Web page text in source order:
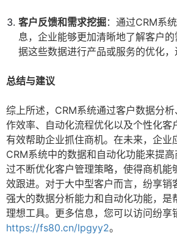
客户反馈和需求挖掘：通过CRM系
息，企业能够更加清晰地了解客户
据这些数据进行产品或服务的优化，
总结与建议
综上所述，CRM系统通过客户数据分
作效率、自动化流程优化以及个性化客
有效帮助企业抓住商机。在未来，企业
CRM系统中的数据和自动化功能来提
过不断优化客户管理策略，使得商机能
效跟进。对于大中型客户而言，纷享销
强大的数据分析能力和自动化功能，是
理想工具。更多信息，您可以访问纷享
https://fs80.cn/lpgyy2。